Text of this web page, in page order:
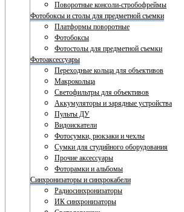
Поворотные консоли-стробофреймы
Фотобоксы и столы для предметной съемки
Платформы поворотные
Фотобоксы
Фотостолы для предметной съемки
Фотоаксессуары
Переходные кольца для объективов
Макрокольца
Светофильтры для объективов
Аккумуляторы и зарядные устройства
Пульты ДУ
Видоискатели
Фотосумки, рюкзаки и чехлы
Сумки для студийного оборудования
Прочие аксессуары
Фоторамки и альбомы
Синхронизаторы и синхрокабели
Радиосинхронизаторы
ИК синхронизаторы